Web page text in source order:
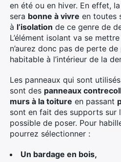
en été ou en hiver. En effet,
sera bonne à vivre en toutes
à l’isolation de ce genre de
L’élément isolant va se
n’aurez donc pas de perte de
habitable à l’intérieur de la
Les panneaux qui sont
sont des panneaux
murs à la toiture en passant
sont en fait des supports sur
possible de poser. Pour
pourrez sélectionner :
Un bardage en bois,